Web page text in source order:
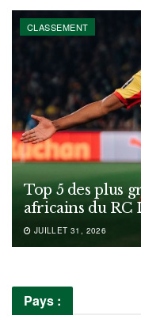
CLASSEMENT
Top 5 des plus
africains du RC
JUILLET 31, 2026
Pays :